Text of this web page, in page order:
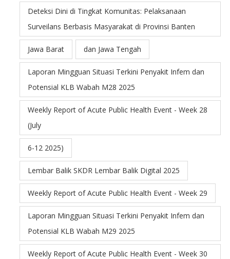
Deteksi Dini di Tingkat Komunitas: Pelaksanaan
Surveilans Berbasis Masyarakat di Provinsi Banten
Jawa Barat dan Jawa Tengah
Laporan Mingguan Situasi Terkini Penyakit Infem dan
Potensial KLB Wabah M28 2025
Weekly Report of Acute Public Health Event - Week 28
(July
6-12 2025)
Lembar Balik SKDR Lembar Balik Digital 2025
Weekly Report of Acute Public Health Event - Week 29
Laporan Mingguan Situasi Terkini Penyakit Infem dan
Potensial KLB Wabah M29 2025
Weekly Report of Acute Public Health Event - Week 30